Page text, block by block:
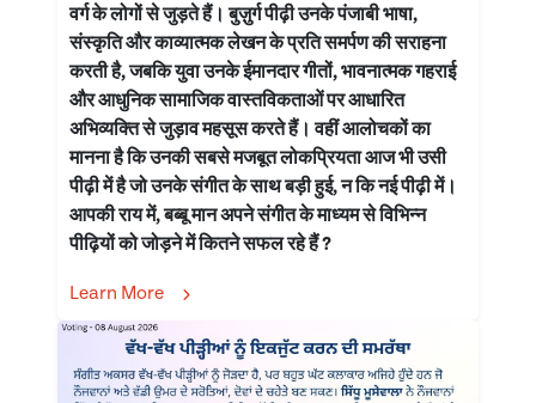
वर्ग के लोगों से जुड़ते हैं। बुज़ुर्ग पीढ़ी उनके पंजाबी भाषा,
संस्कृति और काव्यात्मक लेखन के प्रति समर्पण की सराहना
करती है, जबकि युवा उनके ईमानदार गीतों, भावनात्मक गहराई
और आधुनिक सामाजिक वास्तविकताओं पर आधारित
अभिव्यक्ति से जुड़ाव महसूस करते हैं। वहीं आलोचकों का
मानना है कि उनकी सबसे मजबूत लोकप्रियता आज भी उसी
पीढ़ी में है जो उनके संगीत के साथ बड़ी हुई, न कि नई पीढ़ी में।
आपकी राय में, बब्बू मान अपने संगीत के माध्यम से विभिन्न
पीढ़ियों को जोड़ने में कितने सफल रहे हैं ?
Learn More